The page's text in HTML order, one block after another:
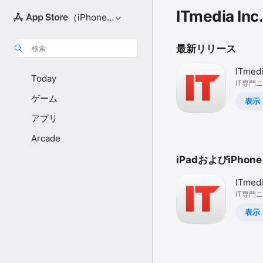
（iPhone向け）
検索
Today
ゲーム
アプリ
Arcade
ITmedia Inc.
最新リリース
IT専門
表示
iPadおよびiPhone
IT専門
表示